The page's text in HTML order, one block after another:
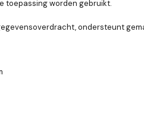
toepassing worden gebruikt.
ondersteunt